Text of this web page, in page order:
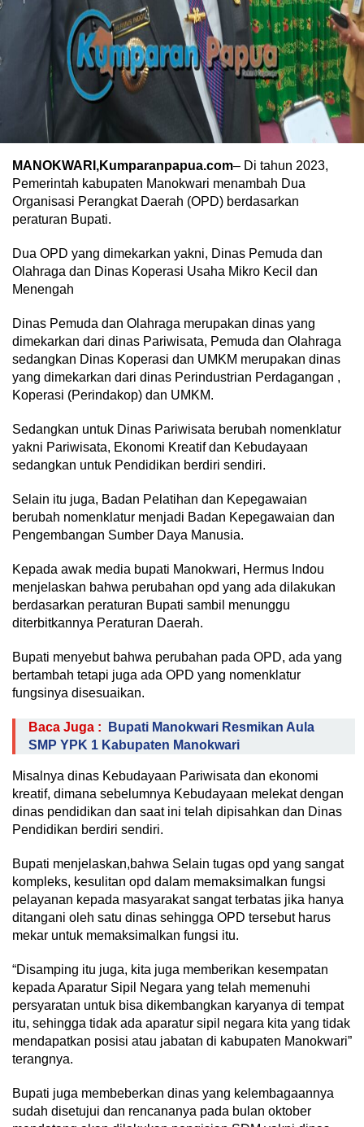
MANOKWARI,Kumparanpapua.com– Di tahun 2023,
Pemerintah kabupaten Manokwari menambah Dua
Organisasi Perangkat Daerah (OPD) berdasarkan
peraturan Bupati.
Dua OPD yang dimekarkan yakni, Dinas Pemuda dan
Olahraga dan Dinas Koperasi Usaha Mikro Kecil dan
Menengah
Dinas Pemuda dan Olahraga merupakan dinas yang
dimekarkan dari dinas Pariwisata, Pemuda dan Olahraga
sedangkan Dinas Koperasi dan UMKM merupakan dinas
yang dimekarkan dari dinas Perindustrian Perdagangan ,
Koperasi (Perindakop) dan UMKM.
Sedangkan untuk Dinas Pariwisata berubah nomenklatur
yakni Pariwisata, Ekonomi Kreatif dan Kebudayaan
sedangkan untuk Pendidikan berdiri sendiri.
Selain itu juga, Badan Pelatihan dan Kepegawaian
berubah nomenklatur menjadi Badan Kepegawaian dan
Pengembangan Sumber Daya Manusia.
Kepada awak media bupati Manokwari, Hermus Indou
menjelaskan bahwa perubahan opd yang ada dilakukan
berdasarkan peraturan Bupati sambil menunggu
diterbitkannya Peraturan Daerah.
Bupati menyebut bahwa perubahan pada OPD, ada yang
bertambah tetapi juga ada OPD yang nomenklatur
fungsinya disesuaikan.
Baca Juga :
Bupati Manokwari Resmikan Aula
SMP YPK 1 Kabupaten Manokwari
Misalnya dinas Kebudayaan Pariwisata dan ekonomi
kreatif, dimana sebelumnya Kebudayaan melekat dengan
dinas pendidikan dan saat ini telah dipisahkan dan Dinas
Pendidikan berdiri sendiri.
Bupati menjelaskan,bahwa Selain tugas opd yang sangat
kompleks, kesulitan opd dalam memaksimalkan fungsi
pelayanan kepada masyarakat sangat terbatas jika hanya
ditangani oleh satu dinas sehingga OPD tersebut harus
mekar untuk memaksimalkan fungsi itu.
“Disamping itu juga, kita juga memberikan kesempatan
kepada Aparatur Sipil Negara yang telah memenuhi
persyaratan untuk bisa dikembangkan karyanya di tempat
itu, sehingga tidak ada aparatur sipil negara kita yang tidak
mendapatkan posisi atau jabatan di kabupaten Manokwari”
terangnya.
Bupati juga membeberkan dinas yang kelembagaannya
sudah disetujui dan rencananya pada bulan oktober